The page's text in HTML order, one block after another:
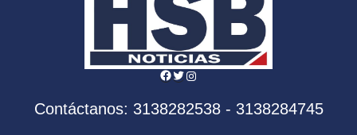
Facebook
Twitter
Instagram
Contáctanos: 3138282538 - 3138284745